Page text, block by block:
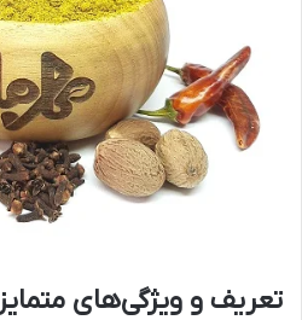
تعریف و ویژگی‌های متمایز